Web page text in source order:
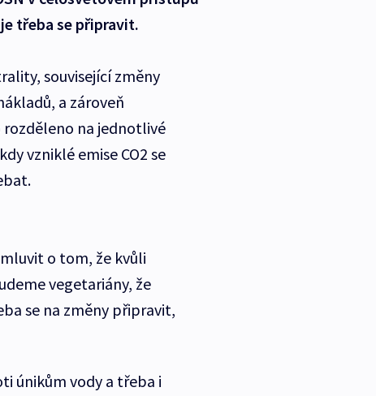
třeba se připravit.
související změny
a zároveň
na jednotlivé
vzniklé emise CO2 se
o tom, že kvůli
vegetariány, že
se na změny připravit,
únikům vody a třeba i